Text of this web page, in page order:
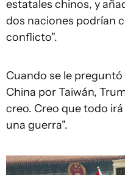
estatales chinos, y
dos naciones podrían
conflicto".
Cuando se le
China por Taiwán,
creo. Creo que todo
una guerra".